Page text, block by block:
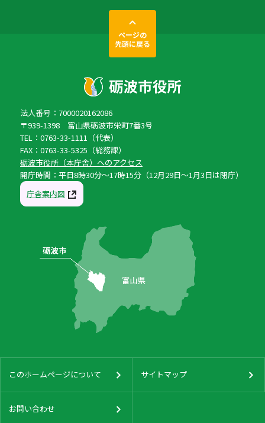
ページの
先頭に戻る
法人番号：7000020162086
〒939-1398 富山県砺波市栄町7番3号
TEL：0763-33-1111（代表）
FAX：0763-33-5325（総務課）
砺波市役所（本庁舎）へのアクセス
開庁時間：平日8時30分〜17時15分（12月29日〜1月3日は閉庁）
庁舎案内図
このホームページについて サイトマップ
お問い合わせ